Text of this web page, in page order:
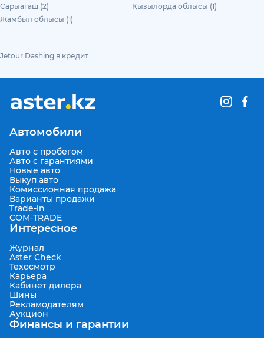
Сарыагаш (2)
Қызылорда облысы (1)
Жамбыл облысы (1)
Jetour Dashing в кредит
Автомобили
Авто с пробегом
Авто с гарантиями
Новые авто
Выкуп авто
Комиссионная продажа
Варианты продажи
Trade-in
COM-TRADE
Интересное
Журнал
Aster Check
Техосмотр
Карьера
Кабинет дилера
Шины
Рекламодателям
Аукцион
Финансы и гарантии